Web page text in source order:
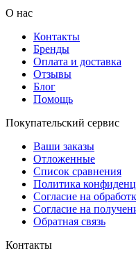
О нас
Контакты
Бренды
Оплата и доставка
Отзывы
Блог
Помощь
Покупательский сервис
Ваши заказы
Отложенные
Список сравнения
Политика
Согласие на
Согласие на
Обратная связь
Контакты